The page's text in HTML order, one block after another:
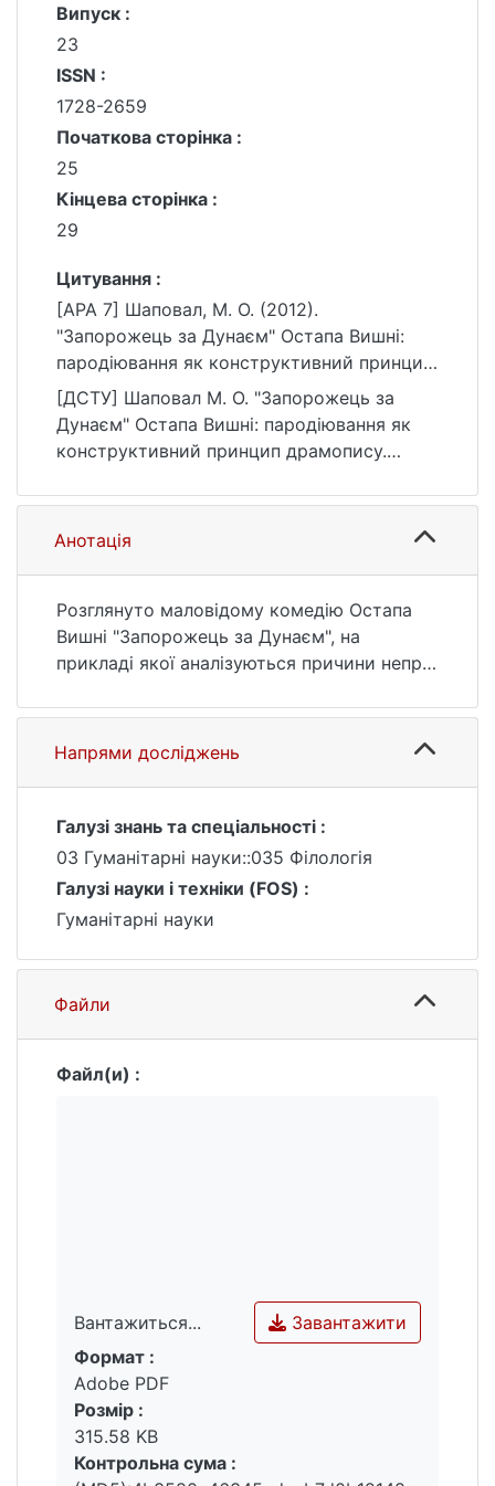
Випуск :
23
ISSN :
1728-2659
Початкова сторінка :
25
Кінцева сторінка :
29
Цитування :
[APA 7] Шаповал, М. О. (2012).
"Запорожець за Дунаєм" Остапа Вишні:
пародіювання як конструктивний принцип
драмопису. Вісник Київського
національного університету імені Тараса
Шевченка. Літературознавство.
Мовознавство. Фольклористика, (23), 25–
29.
8
[ДСТУ] Шаповал М. О. "Запорожець за
Дунаєм" Остапа Вишні: пародіювання як
конструктивний принцип драмопису.
університету імені Тараса Шевченка.
Літературознавство. Мовознавство.
Фольклористика. 2012. № 23. С. 25—29.
https://ir.library.knu.ua/handle/15071834/2154
8 (дата звернення: 25.07.2026).
Анотація
Розглянуто маловідому комедію Остапа
Вишні "Запорожець за Дунаєм", на
прикладі якої аналізуються причини непро
жанрах та особливості застосування в них
прийомів пародіювання.
Напрями досліджень
Галузі знань та спеціальності :
03 Гуманітарні науки::035 Філологія
Галузі науки і техніки (FOS) :
Гуманітарні науки
Файли
Файл(и) :
Вантажиться...
Вантажиться...
Завантажити
Формат :
Adobe PDF
Розмір :
315.58 KB
Контрольна сума :